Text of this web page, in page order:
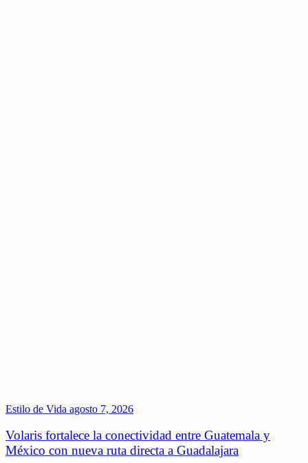
Estilo de Vida agosto 7, 2026
Volaris fortalece la conectividad entre Guatemala y
México con nueva ruta directa a Guadalajara